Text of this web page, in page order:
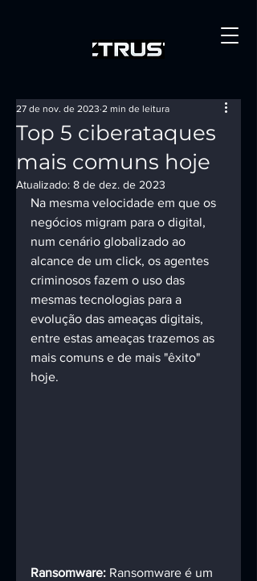
Top 5 ciberataques
mais comuns hoje
27 de nov. de 2023 2 min de leitura
Atualizado: 8 de dez. de 2023
Na mesma velocidade em que os
negócios migram para o digital,
num cenário globalizado ao
alcance de um click, os agentes
criminosos fazem o uso das
mesmas tecnologias para a
evolução das ameaças digitais,
entre estas ameaças trazemos as
mais comuns e de mais "êxito"
hoje.
Ransomware: Ransomware é um